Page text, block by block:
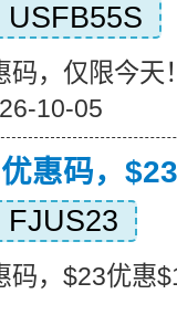
USFB55S
码，仅限今天
10-05
惠码，
FJUS23
码，$23优惠